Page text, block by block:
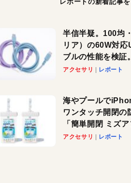
レポートの新着記事を
半信半疑。100均
リア）の60W対
ブルの性能を検証
の1本を発見か？
アクセサリ レポート
海やプールで
ワンタッチ開閉の
「簡単開閉 ミズ
マホ」で夏のレジ
アクセサリ レポート